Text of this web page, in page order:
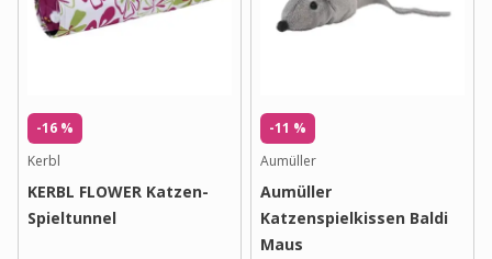
-16 %
Kerbl
KERBL FLOWER Katzen-
Spieltunnel
-11 %
Aumüller
Aumüller
Katzenspielkissen Baldi
Maus